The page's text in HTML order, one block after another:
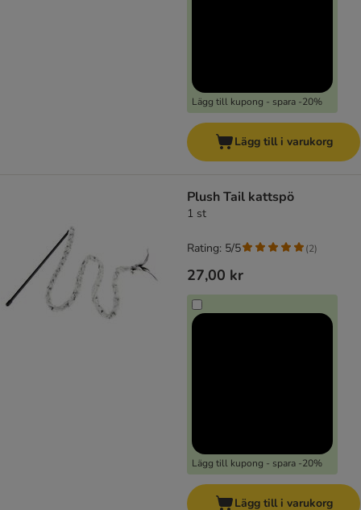
Lägg till kupong - spara -20%
Lägg till i varukorg
Plush Tail kattspö
1 st
27,00 kr
Lägg till kupong - spara -20%
Rating: 5/5 (2)
Lägg till i varukorg